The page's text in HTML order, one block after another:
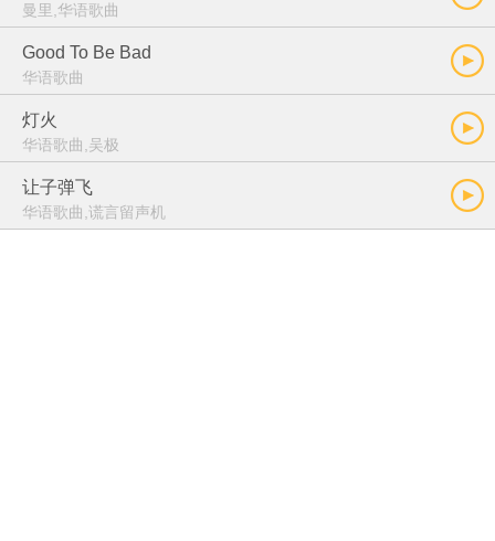
曼里,华语歌曲
Good To Be Bad
华语歌曲
灯火
华语歌曲,吴极
让子弹飞
华语歌曲,谎言留声机